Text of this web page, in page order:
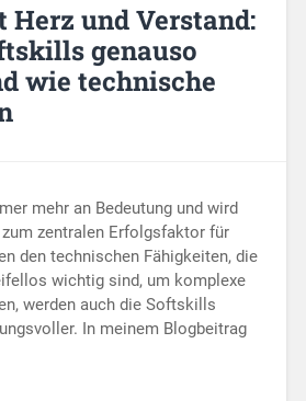
und Verstand:
genauso
wie technische
mehr an Bedeutung und wird
zentralen Erfolgsfaktor für
den technischen Fähigkeiten, die
wichtig sind, um komplexe
werden auch die Softskills
In meinem Blogbeitrag